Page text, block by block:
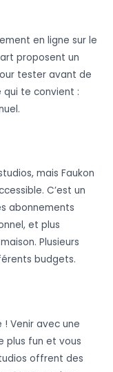
en ligne sur le
proposent un
tester avant de
qui te convient :
mais Faukon
C’est un
abonnements
et plus
Plusieurs
budgets.
Venir avec une
plus fun et vous
offrent des